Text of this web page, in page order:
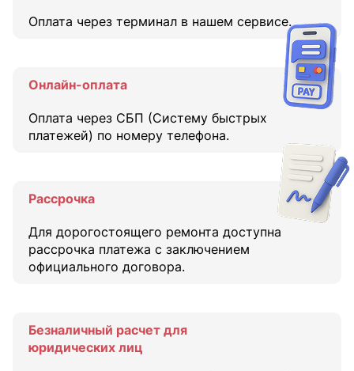
Оплата через терминал в нашем сервисе.
Онлайн-оплата
Оплата через СБП (Систему быстрых
платежей) по номеру телефона.
Рассрочка
Для дорогостоящего ремонта доступна
рассрочка платежа с заключением
официального договора.
Безналичный расчет для
юридических лиц